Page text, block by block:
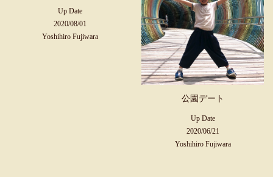
Up Date
2020/08/01
Yoshihiro Fujiwara
公園デート
Up Date
2020/06/21
Yoshihiro Fujiwara